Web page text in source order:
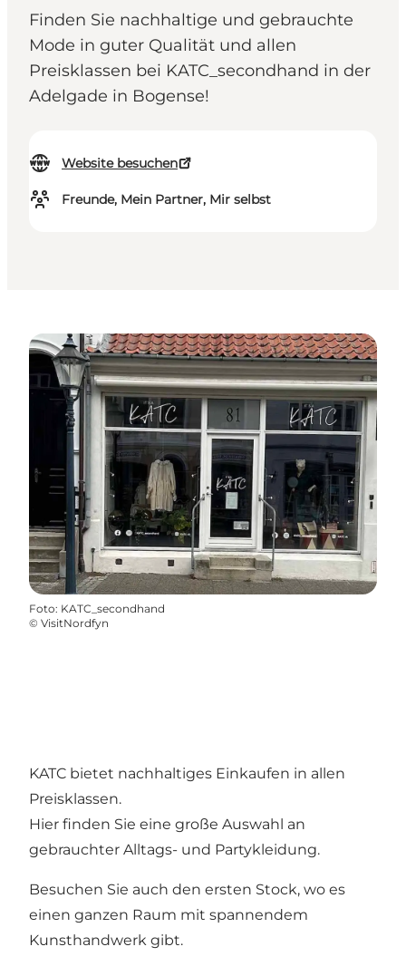
Finden Sie nachhaltige und gebrauchte
Mode in guter Qualität und allen
Preisklassen bei KATC_secondhand in der
Adelgade in Bogense!
Website besuchen
Freunde, Mein Partner, Mir selbst
Foto: KATC_secondhand
© VisitNordfyn
KATC bietet nachhaltiges Einkaufen in allen
Preisklassen.
Hier finden Sie eine große Auswahl an
gebrauchter Alltags- und Partykleidung.
Besuchen Sie auch den ersten Stock, wo es
einen ganzen Raum mit spannendem
Kunsthandwerk gibt.